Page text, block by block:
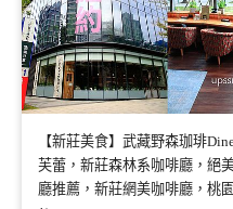
【新莊美食】武藏野森珈琲
芙蕾，新莊森林系咖啡廳，絕
廳推薦，新莊網美咖啡廳，桃